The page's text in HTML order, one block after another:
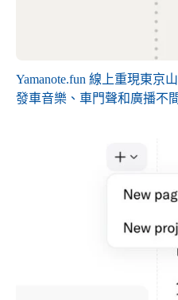
Yamanote.fun 線上重現東京
發車音樂、車門聲和廣播不